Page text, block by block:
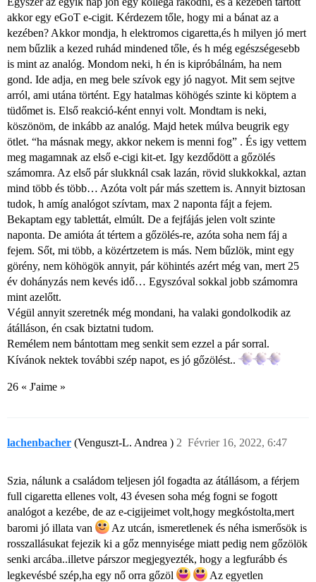
akkor egy eGoT e-cigit. Kérdezem tőle, hogy mi a bánat az a
kezében? Akkor mondja, h elektromos cigaretta,és h milyen jó mert
nem bűzlik a kezed ruhád mindened tőle, és h még egészségesebb
is mint az analóg. Mondom neki, h én is kipróbálnám, ha nem
gond. Ide adja, en meg bele szívok egy jó nagyot. Mit sem sejtve
arról, ami utána történt. Egy hatalmas köhögés szinte ki köptem a
tüdőmet is. Első reakció-ként ennyi volt. Mondtam is neki,
köszönöm, de inkább az analóg. Majd hetek múlva beugrik egy
ötlet. “ha másnak megy, akkor nekem is menni fog” . És igy vettem
meg magamnak az első e-cigi kit-et. Igy kezdődött a gőzölés
számomra. Az első pár slukknál csak lazán, rövid slukkokkal, aztan
mind több és több… Azóta volt pár más szettem is. Annyit biztosan
tudok, h amíg analógot szívtam, max 2 naponta fájt a fejem.
Bekaptam egy tablettát, elmúlt. De a fejfájás jelen volt szinte
naponta. De amióta át tértem a gőzölés-re, azóta soha nem fáj a
fejem. Sőt, mi több, a közértzetem is más. Nem bűzlök, mint egy
görény, nem köhögök annyit, pár köhintés azért még van, mert 25
év dohányzás nem kevés idő… Egyszóval sokkal jobb számomra
mint azelőtt.
Végül annyit szeretnék még mondani, ha valaki gondolkodik az
átálláson, én csak biztatni tudom.
Remélem nem bántottam meg senkit sem ezzel a pár sorral.
Kívánok nektek további szép napot, es jó gőzölést..
26 « J'aime »
lachenbacher (Venguszt-L. Andrea ) Février 16, 2022, 6:47
2
Szia, nálunk a családom teljesen jól fogadta az átállásom, a férjem
full cigaretta ellenes volt, 43 évesen soha még fogni se fogott
analógot a kezébe, de az e-cigijeimet volt,hogy megkóstolta,mert
baromi jó illata van
Az utcán, ismeretlenek és néha ismerősök is
rosszallásukat fejezik ki a gőz mennyisége miatt pedig nem gőzölök
senki arcába..illetve párszor megjegyezték, hogy a legfurább és
legkevésbé szép,ha egy nő orra gőzöl
Az egyetlen